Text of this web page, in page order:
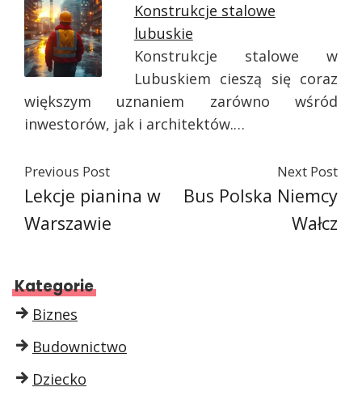
Konstrukcje stalowe
lubuskie
Konstrukcje stalowe w
Lubuskiem cieszą się coraz
większym uznaniem zarówno wśród
inwestorów, jak i architektów.…
Previous Post
Lekcje pianina w
Warszawie
Next Post
Bus Polska Niemcy
Wałcz
Kategorie
Biznes
Budownictwo
Dziecko